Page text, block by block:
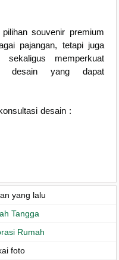
souvenir premium
pajangan, tetapi juga
sekaligus memperkuat
desain yang dapat
desain :
yang lalu
Tangga
Rumah
foto